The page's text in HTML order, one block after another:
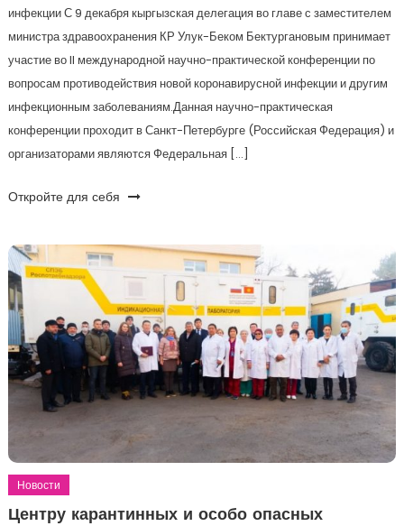
инфекции С 9 декабря кыргызская делегация во главе с заместителем
министра здравоохранения КР Улук-Беком Бектургановым принимает
участие во II международной научно-практической конференции по
вопросам противодействия новой коронавирусной инфекции и другим
инфекционным заболеваниям.Данная научно-практическая
конференции проходит в Санкт-Петербурге (Российская Федерация) и
организаторами являются Федеральная […]
Откройте для себя
Новости
Центру карантинных и особо опасных